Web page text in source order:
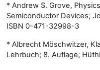
* Andrew S. Grove,
Semiconductor Devices;
ISBN 0-471-32998-3
* Albrecht Möschwitzer,
Lehrbuch; 8. Auflage;